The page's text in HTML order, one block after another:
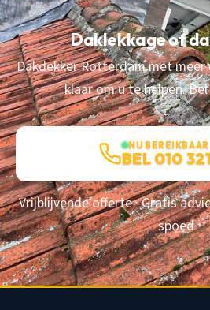
Daklekkage of
Dakdekker Rotterdam met meer
klaar om u te helpen.
NU BEREIKBAAR
BEL 010
Vrijblijvende offerte · Gratis
spoed